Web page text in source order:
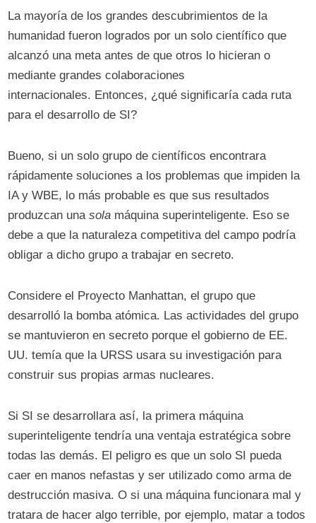
La mayoría de los grandes descubrimientos de la
humanidad fueron logrados por un solo científico que
alcanzó una meta antes de que otros lo hicieran o
mediante grandes colaboraciones
internacionales. Entonces, ¿qué significaría cada ruta
para el desarrollo de SI?
Bueno, si un solo grupo de científicos encontrara
rápidamente soluciones a los problemas que impiden la
IA y WBE, lo más probable es que sus resultados
produzcan unasola máquina superinteligente. Eso se
debe a que la naturaleza competitiva del campo podría
obligar a dicho grupo a trabajar en secreto.
Considere el Proyecto Manhattan, el grupo que
desarrolló la bomba atómica. Las actividades del grupo
se mantuvieron en secreto porque el gobierno de EE.
UU. temía que la URSS usara su investigación para
construir sus propias armas nucleares.
Si SI se desarrollara así, la primera máquina
superinteligente tendría una ventaja estratégica sobre
todas las demás. El peligro es que un solo SI pueda
caer en manos nefastas y ser utilizado como arma de
destrucción masiva. O si una máquina funcionara mal y
tratara de hacer algo terrible, por ejemplo, matar a todos